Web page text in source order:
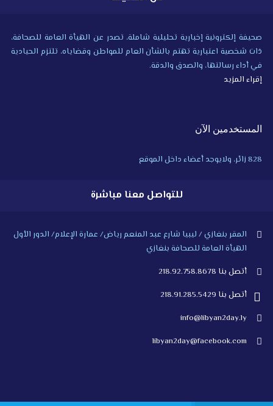
صحيفة إلكترونية إخبارية تحليلية شاملة، تصدر عن الهيأة العامة للصحافة،
ذات شخصية اعتبارية تهتم بالشأن العام للمواطن وقضاياه، تلتزم الحيادية
في أداء رسالتها، والصدق والدقة.
إقراء المزيد
المستخدمين الآن
828 زائر، ولايوجد أعضاء داخل الموقع
للتواصل معنا مباشرة
المقر بنغازي / ليبيا شارع عبد المنعم رياض/ عمارة الإعلام/ الدور الأول
الهيأة العامة للصحافة بنغازي
أتصل بنا 218.92.758.8678
أتصل بنا 218.91.285.5429
info@libyan2day.ly
libyan2day@facebook.com